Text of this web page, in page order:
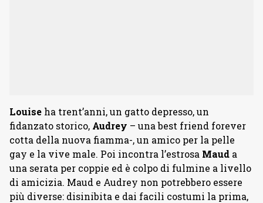
Louise ha trent’anni, un gatto depresso, un
fidanzato storico, Audrey – una best friend forever
cotta della nuova fiamma-, un amico per la pelle
gay e la vive male. Poi incontra l’estrosa Maud a
una serata per coppie ed è colpo di fulmine a livello
di amicizia. Maud e Audrey non potrebbero essere
più diverse: disinibita e dai facili costumi la prima,